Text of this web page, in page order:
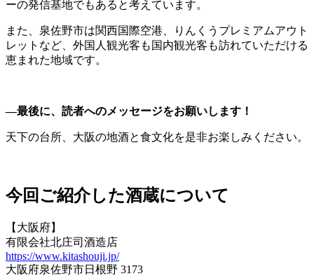
ーの発信基地でもあると考えています。
また、泉佐野市は関西国際空港、りんくうプレミアムアウト
レットなど、外国人観光客も国内観光客も訪れていただける
恵まれた地域です。
―最後に、読者へのメッセージをお願いします！
天下の台所、大阪の地酒と食文化を是非お楽しみください。
今回ご紹介した酒蔵について
【大阪府】
有限会社北庄司酒造店
https://www.kitashouji.jp/
大阪府泉佐野市日根野 3173